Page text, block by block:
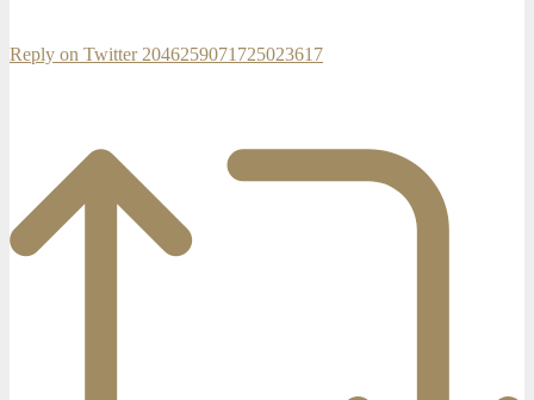
Reply on Twitter 2046259071725023617